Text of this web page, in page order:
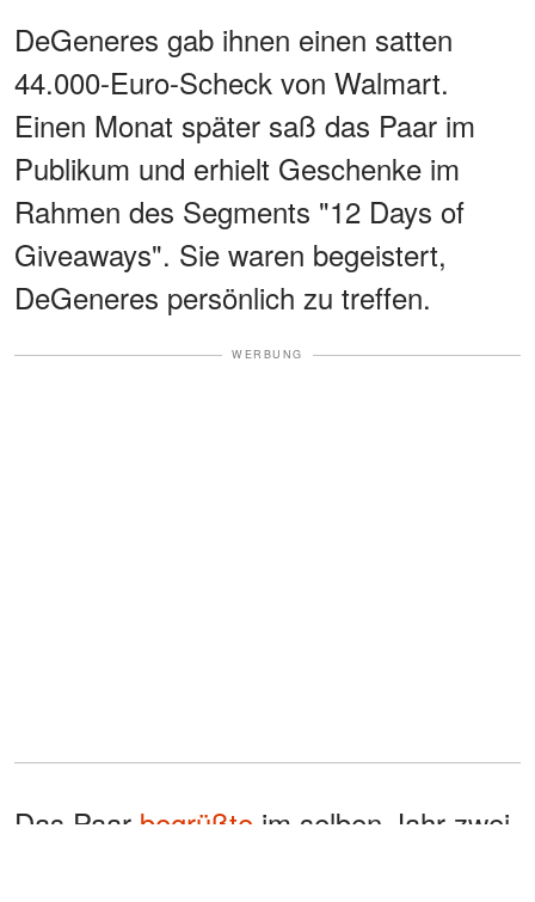
DeGeneres gab ihnen einen satten
44.000-Euro-Scheck von Walmart.
Einen Monat später saß das Paar im
Publikum und erhielt Geschenke im
Rahmen des Segments "12 Days of
Giveaways". Sie waren begeistert,
DeGeneres persönlich zu treffen.
WERBUNG
Das Paar begrüßte im selben Jahr zwei